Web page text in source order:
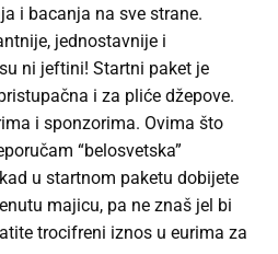
i bacanja na sve strane.
jednostavnije i
ni jeftini! Startni paket je
i za pliće džepove.
i sponzorima. Ovima što
“belosvetska”
u startnom paketu dobijete
majicu, pa ne znaš jel bi
trocifreni iznos u eurima za